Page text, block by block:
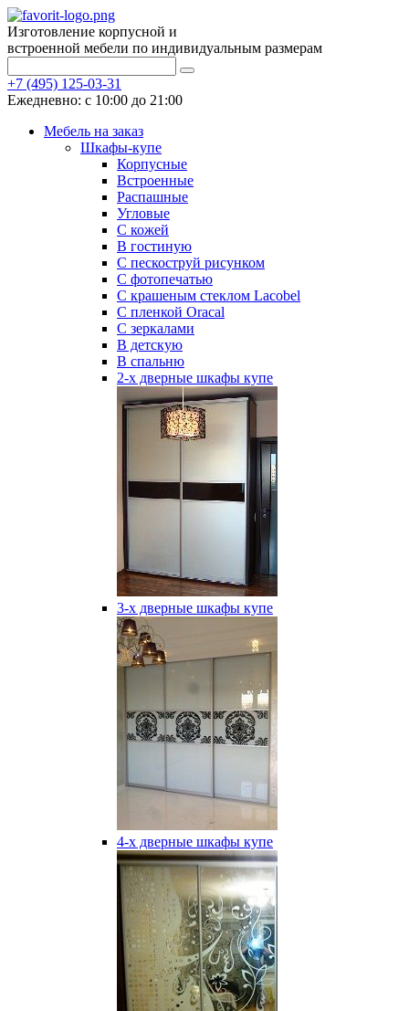
Изготовление корпусной и
встроенной мебели по индивидуальным размерам
+7 (495) 125-03-31
Ежедневно: с 10:00 до 21:00
Мебель на заказ
Шкафы-купе
Корпусные
Встроенные
Распашные
Угловые
С кожей
В гостиную
С пескоструй рисунком
С фотопечатью
С крашеным стеклом Lacobel
С пленкой Oracal
С зеркалами
В детскую
В спальню
2-х дверные шкафы купе
3-х дверные шкафы купе
4-х дверные шкафы купе